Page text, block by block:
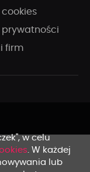
cookies
prywatności
firm
w celu
. W każdej
lub